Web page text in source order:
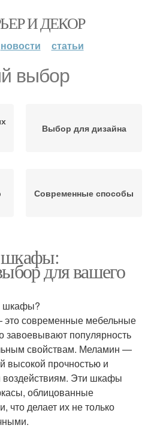
И ДЕКОР
новости статьи
выбор
Выбор для дизайна
Современные способы
для вашего
шкафы?
современные мебельные
завоевывают популярность
свойствам. Меламин —
высокой прочностью и
воздействиям. Эти шкафы
облицованные
делает их не только